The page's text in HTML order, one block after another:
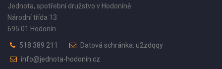
Jednota, spotřební družstvo v Hodoníně
Národní třída 13
695 01 Hodonín
518 389 211
Datová schránka: u2zdqqy
info@jednota-hodonin.cz